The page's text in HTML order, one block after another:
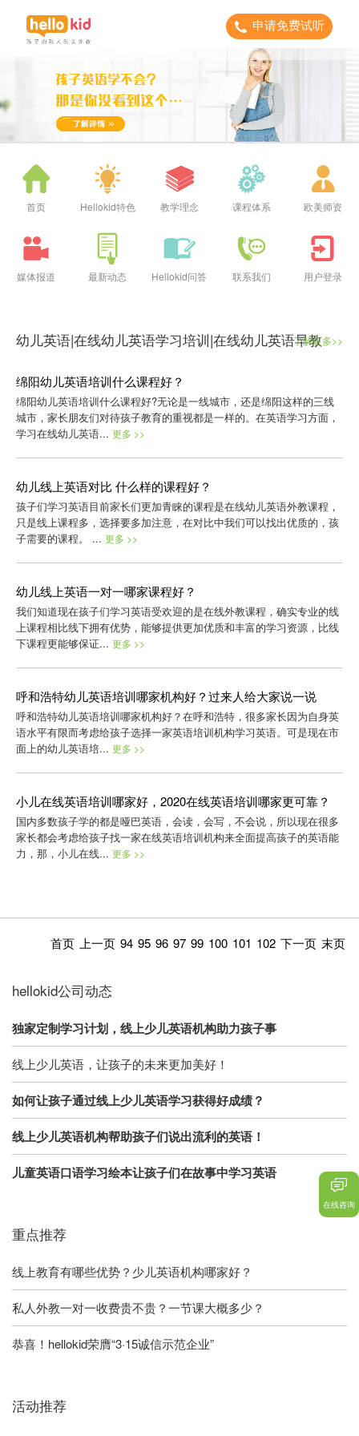
申请免费试听
首页 Hellokid特色 教学理念 课程体系 欧美师资
媒体报道 最新动态 Hellokid问答 联系我们 用户登录
幼儿英语|在线幼儿英语学习培训|在线幼儿英语早教
了解更多>>
绵阳幼儿英语培训什么课程好？
绵阳幼儿英语培训什么课程好?无论是一线城市，还是绵阳这样的三线
城市，家长朋友们对待孩子教育的重视都是一样的。在英语学习方面，
学习在线幼儿英语... 更多 >>
幼儿线上英语对比 什么样的课程好？
孩子们学习英语目前家长们更加青睐的课程是在线幼儿英语外教课程，
只是线上课程多，选择要多加注意，在对比中我们可以找出优质的，孩
子需要的课程。 ... 更多 >>
幼儿线上英语一对一哪家课程好？
我们知道现在孩子们学习英语受欢迎的是在线外教课程，确实专业的线
上课程相比线下拥有优势，能够提供更加优质和丰富的学习资源，比线
下课程更能够保证... 更多 >>
呼和浩特幼儿英语培训哪家机构好？过来人给大家说一说
呼和浩特幼儿英语培训哪家机构好？在呼和浩特，很多家长因为自身英
语水平有限而考虑给孩子选择一家英语培训机构学习英语。可是现在市
面上的幼儿英语培... 更多 >>
小儿在线英语培训哪家好，2020在线英语培训哪家更可靠？
国内多数孩子学的都是哑巴英语，会读，会写，不会说，所以现在很多
家长都会考虑给孩子找一家在线英语培训机构来全面提高孩子的英语能
力，那，小儿在线... 更多 >>
首页 上一页 94 95 96 97 99 100 101 102 下一页 末页
hellokid公司动态
独家定制学习计划，线上少儿英语机构助力孩子事
线上少儿英语，让孩子的未来更加美好！
如何让孩子通过线上少儿英语学习获得好成绩？
线上少儿英语机构帮助孩子们说出流利的英语！
儿童英语口语学习绘本让孩子们在故事中学习英语
重点推荐
线上教育有哪些优势？少儿英语机构哪家好？
私人外教一对一收费贵不贵？一节课大概多少？
恭喜！hellokid荣膺“3·15诚信示范企业”
活动推荐
在线咨询